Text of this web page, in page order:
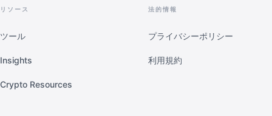
リソース
ツール
Insights
Crypto Resources
法的情報
プライバシーポリシー
利用規約